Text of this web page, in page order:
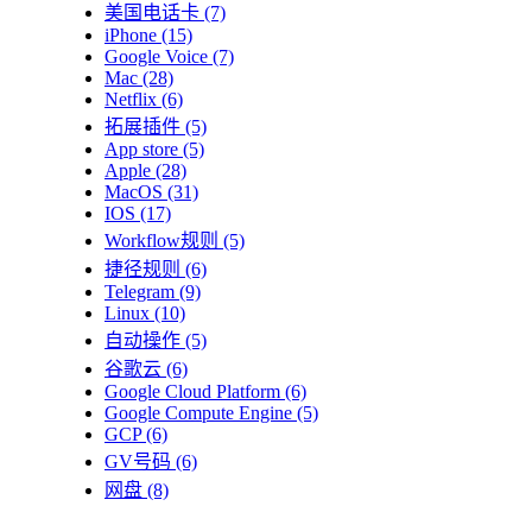
美国电话卡 (7)
iPhone (15)
Google Voice (7)
Mac (28)
Netflix (6)
拓展插件 (5)
App store (5)
Apple (28)
MacOS (31)
IOS (17)
Workflow规则 (5)
捷径规则 (6)
Telegram (9)
Linux (10)
自动操作 (5)
谷歌云 (6)
Google Cloud Platform (6)
Google Compute Engine (5)
GCP(6)
GV号码 (6)
网盘 (8)